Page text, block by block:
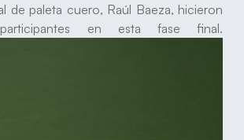
de paleta cuero, Raúl Baeza, hicieron
en esta fase final.